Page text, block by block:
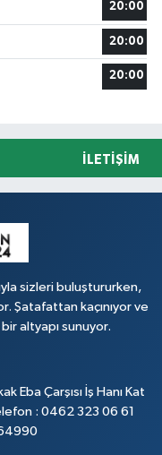
20:00
20:00
20:00
İLETIŞIM
sizleri buluştururken,
Şatafattan kaçınıyor ve
altyapı sunuyor.
Eba Çarşısı İş Hanı Kat
: 0462 323 06 61